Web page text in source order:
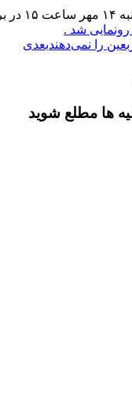
رونمایی شد .
را نمی‌دهندبعدی
ها مطلع شوید